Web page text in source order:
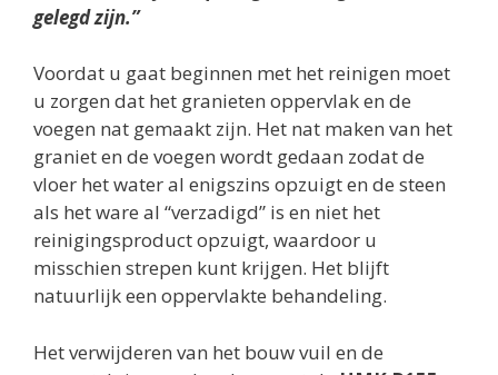
gelegd zijn.”
Voordat u gaat beginnen met het reinigen moet
u zorgen dat het granieten oppervlak en de
voegen nat gemaakt zijn. Het nat maken van het
graniet en de voegen wordt gedaan zodat de
vloer het water al enigszins opzuigt en de steen
als het ware al “verzadigd” is en niet het
reinigingsproduct opzuigt, waardoor u
misschien strepen kunt krijgen. Het blijft
natuurlijk een oppervlakte behandeling.
Het verwijderen van het bouw vuil en de